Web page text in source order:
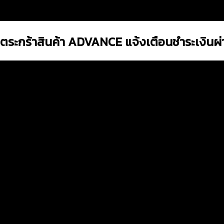
ระกร้าสินค้า ADVANCE แจ้งเตือนชำระเงิน